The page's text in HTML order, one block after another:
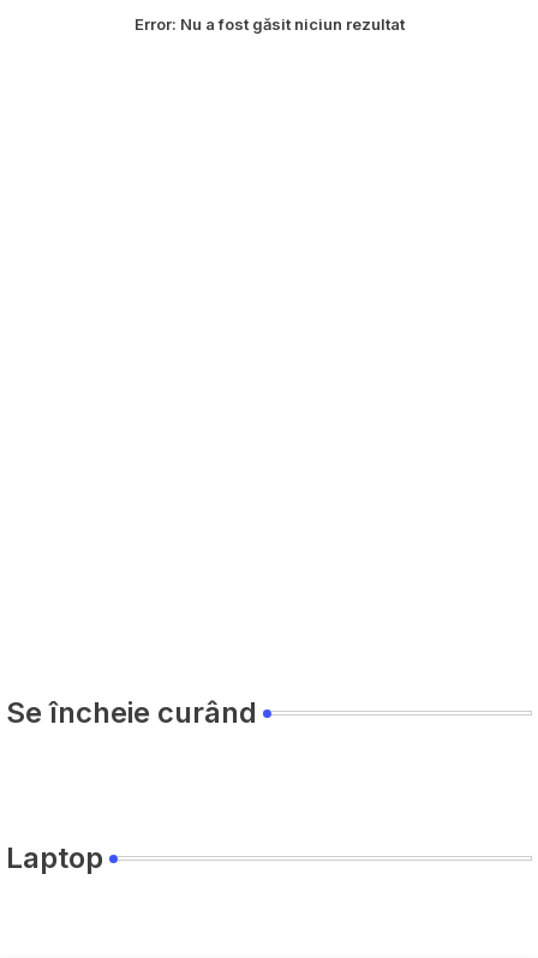
Error: Nu a fost găsit niciun rezultat
Se încheie curând
Laptop